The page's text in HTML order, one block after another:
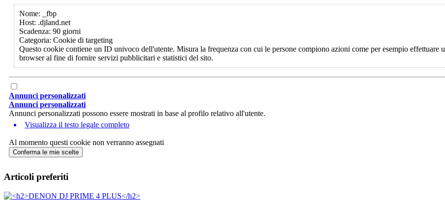
Nome: _fbp
Host: .djland.net
Scadenza: 90 giorni
Categoria: Cookie di targeting
Questo cookie contiene un ID univoco dell'utente. Misura la frequenza con cui le persone compiono azioni come per esempio
browser al fine di fornire servizi pubblicitari e statistici del sito.
Annunci personalizzati
Annunci personalizzati
Annunci personalizzati possono essere mostrati in base al profilo relativo all'utente.
Visualizza il testo legale completo
Al momento questi cookie non verranno assegnati
Conferma le mie scelte
Articoli preferiti